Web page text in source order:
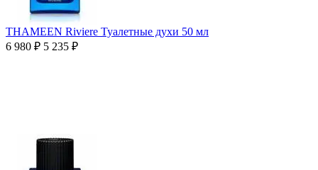
THAMEEN Riviere Туалетные духи 50 мл
6 980 ₽ 5 235 ₽